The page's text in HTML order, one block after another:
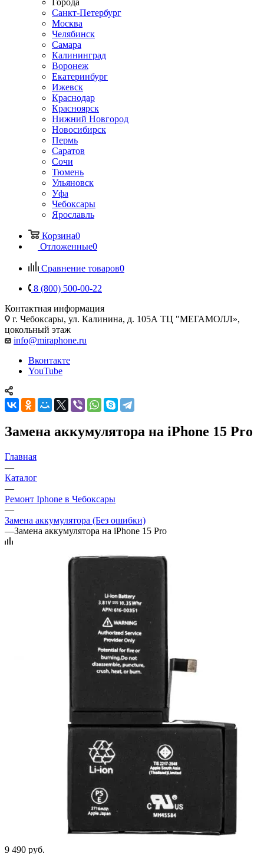
Города
Санкт-Петербург
Москва
Челябинск
Самара
Калининград
Воронеж
Екатеринбург
Ижевск
Краснодар
Красноярск
Нижний Новгород
Новосибирск
Пермь
Саратов
Сочи
Тюмень
Ульяновск
Уфа
Чебоксары
Ярославль
Корзина0
Отложенные0
Сравнение товаров0
8 (800) 500-00-22
Контактная информация
г. Чебоксары, ул. Калинина, д. 105А ТЦ "МЕГАМОЛЛ»,
цокольный этаж
info@miraphone.ru
Вконтакте
YouTube
Замена аккумулятора на iPhone 15 Pro
Главная
—
Каталог
—
Ремонт Iphone в Чебоксары
—
Замена аккумулятора (Без ошибки)
—Замена аккумулятора на iPhone 15 Pro
9 490 руб.